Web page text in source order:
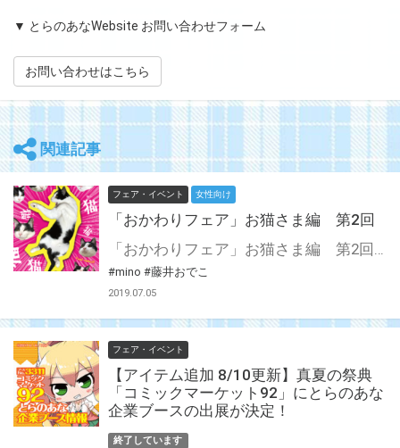
▼ とらのあなWebsite お問い合わせフォーム
お問い合わせはこちら
関連記事
フェア・イベント 女性向け
「おかわりフェア」お猫さま編 第2回
「おかわりフェア」お猫さま編 第2回 開催決定！ 大人気 お猫さま編の第2回目の開催が決定いたしました！ 今回も裏面に描き下ろし漫画がデザインされた豪華仕様のクリアファイルとなっております♪ 第2回目からは、藤井おでこ先生のお猫さま“ニカイチョウ氏”が加わり、 なんとmino先生のお猫さま“セツ氏”のクリアファイルも復刻いたします！ お猫さま好きには堪らない“特製クリアファイル”を是非この機会にお求めください！
#mino #藤井おでこ
2019.07.05
フェア・イベント
【アイテム追加 8/10更新】真夏の祭典
「コミックマーケット92」にとらのあな
企業ブースの出展が決定！
終了しています